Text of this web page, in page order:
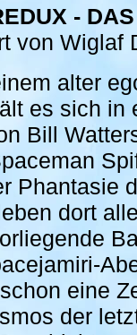
-
von Wiglaf
alter
es sich in
Bill
Phantasie
dort
eine
der